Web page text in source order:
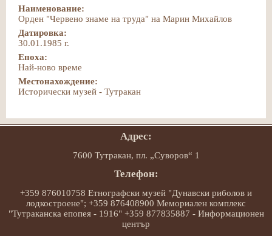
Наименование:
Орден "Червено знаме на труда" на Марин Михайлов
Датировка:
30.01.1985 г.
Епоха:
Най-ново време
Местонахождение:
Исторически музей - Тутракан
Адрес:
7600 Тутракан, пл. „Суворов“ 1
Телефон:
+359 876010758 Етнографски музей "Дунавски риболов и
лодкостроене"; +359 876408900 Мемориален комплекс
"Тутраканска епопея - 1916" +359 877835887 - Информационен
център